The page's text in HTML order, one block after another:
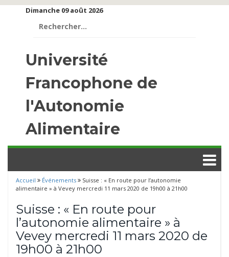
Dimanche 09 août 2026
Université
Francophone de
l'Autonomie
Alimentaire
Accueil Événements
Suisse : « En route pour l’autonomie
alimentaire » à Vevey mercredi 11 mars 2020 de 19h00 à 21h00
Suisse : « En route pour
l’autonomie alimentaire » à
Vevey mercredi 11 mars 2020 de
19h00 à 21h00